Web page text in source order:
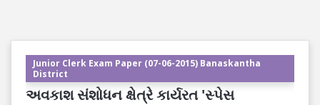
Junior Clerk Exam Paper (07-06-2015) Banaskantha
District
અવકાશ સંશોધન ક્ષેત્રે કાર્યરત 'સ્પેસ